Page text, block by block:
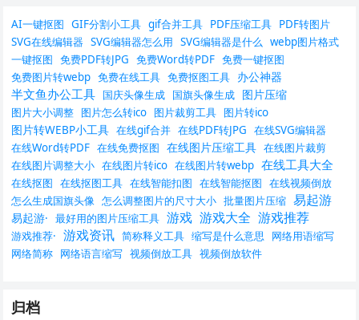
AI一键抠图 GIF分割小工具 gif合并工具 PDF压缩工具 PDF转图片
SVG在线编辑器 SVG编辑器怎么用 SVG编辑器是什么 webp图片格式
一键抠图 免费PDF转JPG 免费Word转PDF 免费一键抠图
免费图片转webp 免费在线工具 免费抠图工具 办公神器
半文鱼办公工具 国庆头像生成 国旗头像生成 图片压缩
图片大小调整 图片怎么转ico 图片裁剪工具 图片转ico
图片转WEBP小工具 在线gif合并 在线PDF转JPG 在线SVG编辑器
在线Word转PDF 在线免费抠图 在线图片压缩工具 在线图片裁剪
在线图片调整大小 在线图片转ico 在线图片转webp 在线工具大全
在线抠图 在线抠图工具 在线智能扣图 在线智能抠图 在线视频倒放
怎么生成国旗头像 怎么调整图片的尺寸大小 批量图片压缩 易起游
易起游· 最好用的图片压缩工具 游戏 游戏大全 游戏推荐
游戏推荐· 游戏资讯 简称释义工具 缩写是什么意思
网络用语缩写
网络简称 网络语言缩写 视频倒放工具 视频倒放软件
归档